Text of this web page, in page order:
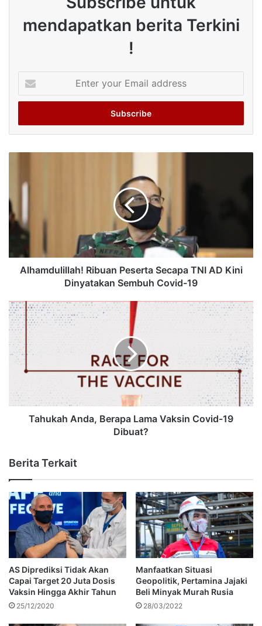
mendapatkan berita Terkini
!
your
Email
Alhamdulillah! Ribuan Peserta Secapa TNI AD Kini
Dinyatakan Sembuh Covid-19
Tahukah Anda, Berapa Lama Vaksin Covid-19
Dibuat?
Berita Terkait
AS Diprediksi Tidak Akan
Capai Target 20 Juta Dosis
Vaksin Hingga Akhir Tahun
25/12/2020
Manfaatkan Situasi
Geopolitik, Pertamina Jajaki
Beli Minyak Murah Rusia
28/03/2022